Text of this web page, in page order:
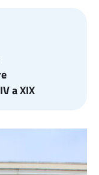
a XIX